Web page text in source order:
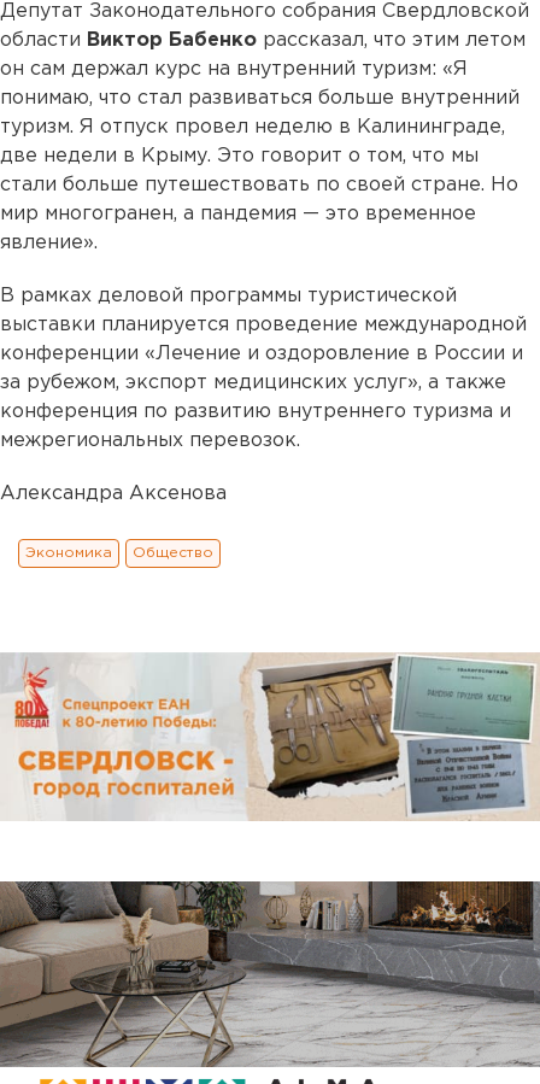
Депутат Законодательного собрания Свердловской
области Виктор Бабенко рассказал, что этим летом
он сам держал курс на внутренний туризм: «Я
понимаю, что стал развиваться больше внутренний
туризм. Я отпуск провел неделю в Калининграде,
две недели в Крыму. Это говорит о том, что мы
стали больше путешествовать по своей стране. Но
мир многогранен, а пандемия — это временное
явление».
В рамках деловой программы туристической
выставки планируется проведение международной
конференции «Лечение и оздоровление в России и
за рубежом, экспорт медицинских услуг», а также
конференция по развитию внутреннего туризма и
межрегиональных перевозок.
Александра Аксенова
Экономика Общество